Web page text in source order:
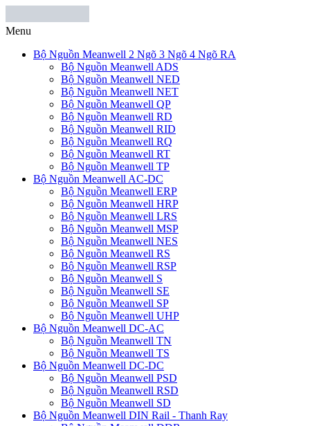
Menu
Bộ Nguồn Meanwell 2 Ngõ 3 Ngõ 4 Ngõ RA
Bộ Nguồn Meanwell ADS
Bộ Nguồn Meanwell NED
Bộ Nguồn Meanwell NET
Bộ Nguồn Meanwell QP
Bộ Nguồn Meanwell RD
Bộ Nguồn Meanwell RID
Bộ Nguồn Meanwell RQ
Bộ Nguồn Meanwell RT
Bộ Nguồn Meanwell TP
Bộ Nguồn Meanwell AC-DC
Bộ Nguồn Meanwell ERP
Bộ Nguồn Meanwell HRP
Bộ Nguồn Meanwell LRS
Bộ Nguồn Meanwell MSP
Bộ Nguồn Meanwell NES
Bộ Nguồn Meanwell RS
Bộ Nguồn Meanwell RSP
Bộ Nguồn Meanwell S
Bộ Nguồn Meanwell SE
Bộ Nguồn Meanwell SP
Bộ Nguồn Meanwell UHP
Bộ Nguồn Meanwell DC-AC
Bộ Nguồn Meanwell TN
Bộ Nguồn Meanwell TS
Bộ Nguồn Meanwell DC-DC
Bộ Nguồn Meanwell PSD
Bộ Nguồn Meanwell RSD
Bộ Nguồn Meanwell SD
Bộ Nguồn Meanwell DIN Rail - Thanh Ray